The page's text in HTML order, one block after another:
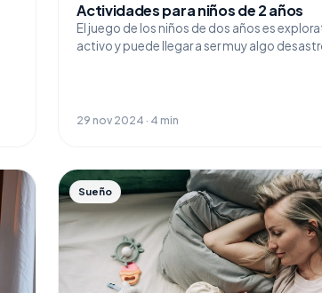
Actividades para niños de 2 años
El juego de los niños de dos años es
activo y puede llegar a ser muy algo
29 nov 2024 · 4 min
Sueño